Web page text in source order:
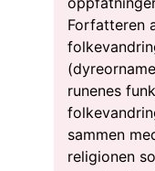
Forfatteren
runenes
sammen
religionen